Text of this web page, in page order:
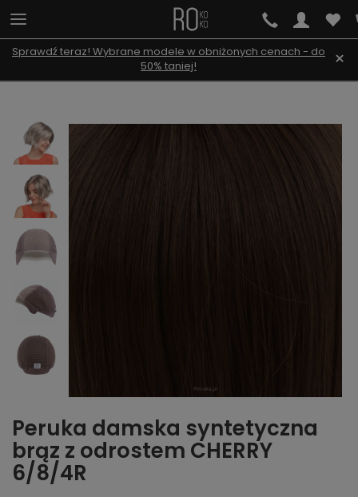
Sprawdź teraz! Wybrane modele w obniżonych cenach - do
50% taniej!
×
Peruka damska syntetyczna
brąz z odrostem CHERRY
6/8/4R